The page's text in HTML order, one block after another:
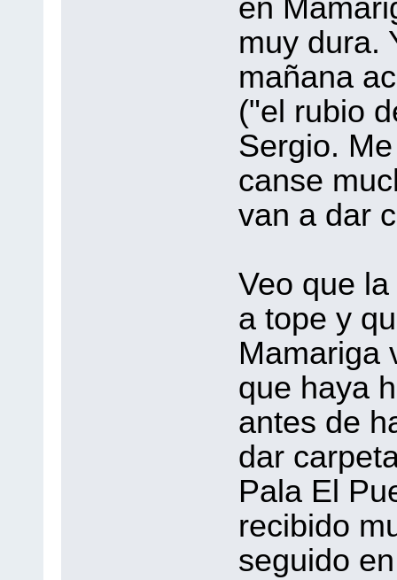
en
muy dura.
mañana
("el rubio
Sergio.
canse
van a dar
Veo que
a tope y
Mamariga
que haya
antes de
dar
Pala El
recibido
seguido